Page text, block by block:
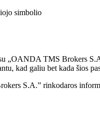
simbolio
„OANDA TMS Brokers
kad galiu bet kada šios
S.A.” rinkodaros